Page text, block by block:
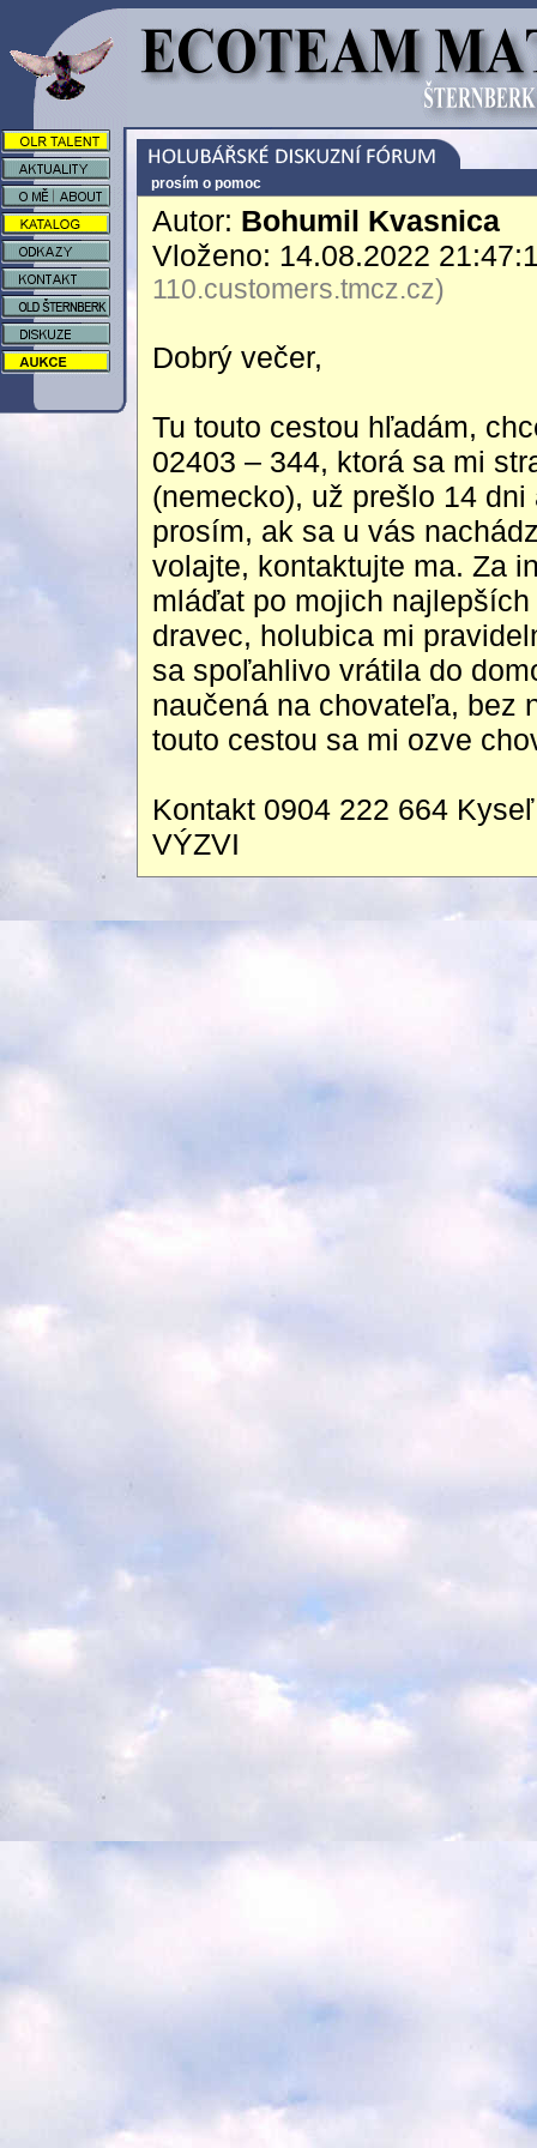
prosím o pomoc
Autor: Bohumil Kvasnica
Vloženo: 14.08.2022
110.customers.tmcz.cz)
Dobrý večer,
Tu touto cestou hľadám,
02403 – 344, ktorá sa mi
(nemecko), už prešlo 14
prosím, ak sa u vás
volajte, kontaktujte ma. Za
mláďat po mojich
dravec, holubica mi
sa spoľahlivo vrátila do
naučená na chovateľa, bez
touto cestou sa mi ozve
Kontakt 0904 222 664
VÝZVI